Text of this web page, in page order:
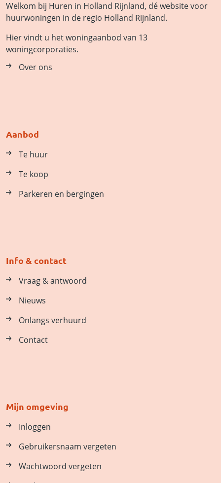
Welkom bij Huren in Holland Rijnland, dé website voor
huurwoningen in de regio Holland Rijnland.
Hier vindt u het woningaanbod van 13
woningcorporaties.
Over ons
Aanbod
Te huur
Te koop
Parkeren en bergingen
Info & contact
Vraag & antwoord
Nieuws
Onlangs verhuurd
Contact
Mijn omgeving
Inloggen
Gebruikersnaam vergeten
Wachtwoord vergeten